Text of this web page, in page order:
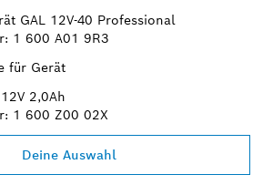
GAL 12V-40 Professional
1 600 A01 9R3
für Gerät
2,0Ah
1 600 Z00 02X
Deine Auswahl